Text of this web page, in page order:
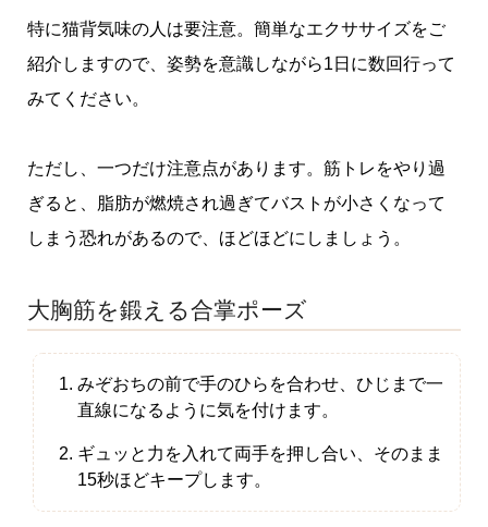
特に猫背気味の人は要注意。簡単なエクササイズをご
紹介しますので、姿勢を意識しながら1日に数回行って
みてください。
ただし、一つだけ注意点があります。筋トレをやり過
ぎると、脂肪が燃焼され過ぎてバストが小さくなって
しまう恐れがあるので、ほどほどにしましょう。
大胸筋を鍛える合掌ポーズ
みぞおちの前で手のひらを合わせ、ひじまで一
直線になるように気を付けます。
ギュッと力を入れて両手を押し合い、そのまま
15秒ほどキープします。